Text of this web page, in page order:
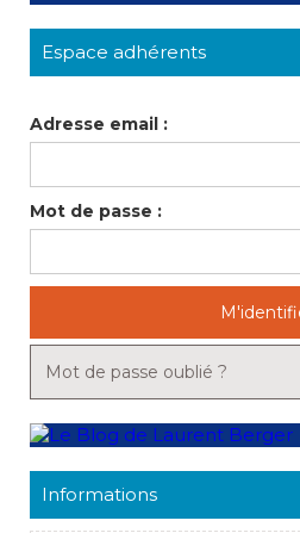
Espace adhérents
Adresse email :
Mot de passe :
Mot de passe oublié ?
Informations